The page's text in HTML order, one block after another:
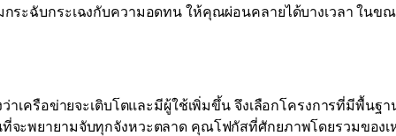
ระฉับกระเฉงกับความอดทน ให้คุณผ่อนคลายได้บางเวลา ในข
เครือข่ายจะเติบโตและมีผู้ใช้เพิ่มขึ้น จึงเลือกโครงการที่มีพื้นฐา
ะพยายามจับทุกจังหวะตลาด คุณโฟกัสที่ศักยภาพโดยรวมของ